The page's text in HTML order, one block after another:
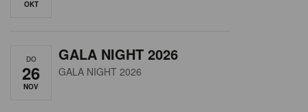
OKT
DO
26
NOV
GALA NIGHT 2026
GALA NIGHT 2026